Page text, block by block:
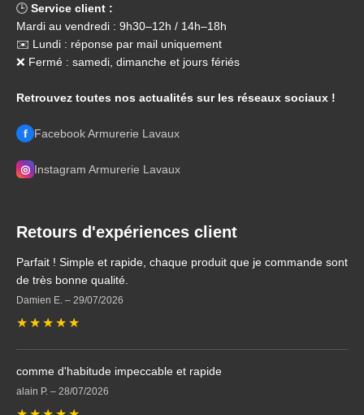
🕒 Service client :
Mardi au vendredi : 9h30–12h / 14h–18h
✉️ Lundi : réponse par mail uniquement
❌ Fermé : samedi, dimanche et jours fériés
Retrouvez toutes nos actualités sur les réseaux sociaux !
f Facebook Armurerie Lavaux
◎ Instagram Armurerie Lavaux
Retours d'expériences client
Parfait ! Simple et rapide, chaque produit que je commande sont
de très bonne qualité.
Damien E. – 29/07/2026
★ ★ ★ ★ ★
comme d'habitude impeccable et rapide
alain P. – 28/07/2026